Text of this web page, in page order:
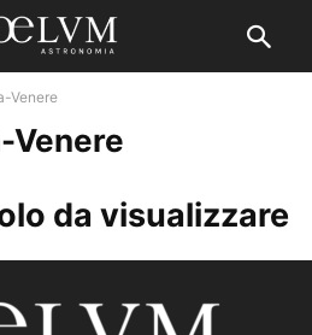
Venere
Venere
da visualizzare